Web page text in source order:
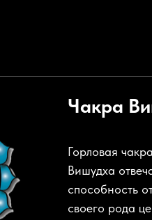
Чакра
Горловая чакра
Вишудха
способность
своего рода